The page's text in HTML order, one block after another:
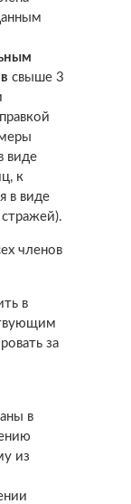
свыше 3
виде
к
в виде
членов
в
за
в
из